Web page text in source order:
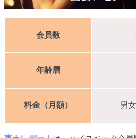
会員数
年齢層
料金（月額） 男